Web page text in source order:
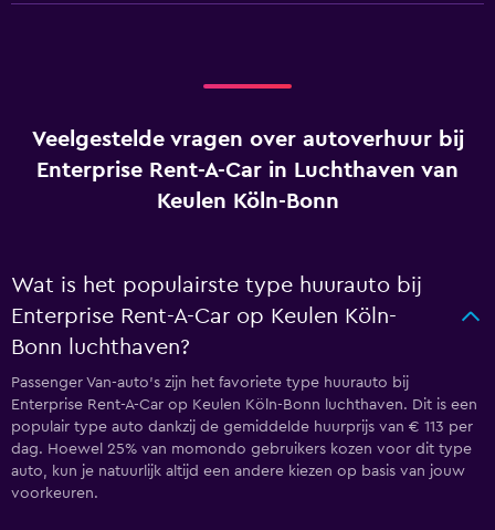
Veelgestelde vragen over autoverhuur bij
Enterprise Rent-A-Car in Luchthaven van
Keulen Köln-Bonn
Wat is het populairste type huurauto bij
Enterprise Rent-A-Car op Keulen Köln-
Bonn luchthaven?
Passenger Van-auto's zijn het favoriete type huurauto bij
Enterprise Rent-A-Car op Keulen Köln-Bonn luchthaven. Dit is een
populair type auto dankzij de gemiddelde huurprijs van € 113 per
dag. Hoewel 25% van momondo gebruikers kozen voor dit type
auto, kun je natuurlijk altijd een andere kiezen op basis van jouw
voorkeuren.